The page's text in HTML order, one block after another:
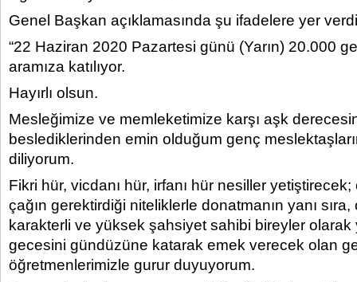
Genel Başkan açıklamasında şu ifadelere yer
“22 Haziran 2020 Pazartesi günü (Yarın) 20.000
aramıza katılıyor.
Hayırlı olsun.
Mesleğimize ve memleketimize karşı aşk
beslediklerinden emin olduğum genç
diliyorum.
Fikri hür, vicdanı hür, irfanı hür nesiller yetiştirecek;
çağın gerektirdiği niteliklerle donatmanın yanı sıra,
karakterli ve yüksek şahsiyet sahibi bireyler olarak
gecesini gündüzüne katarak emek verecek olan
öğretmenlerimizle gurur duyuyorum.